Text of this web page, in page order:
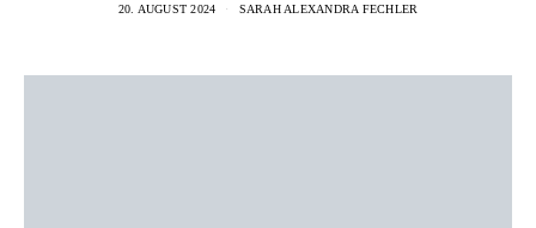
20. AUGUST 2024 SARAH ALEXANDRA FECHLER